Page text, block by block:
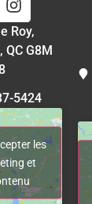
Roy,
QC G8M
5424
les
et